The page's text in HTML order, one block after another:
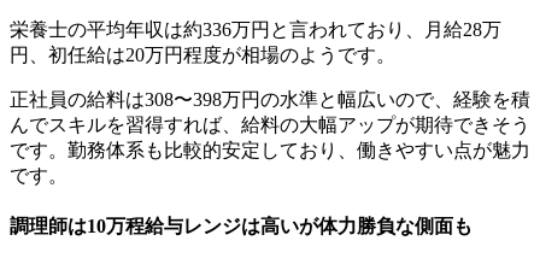
栄養士の平均年収は約336万円 と言われており、月給28万
円、初任給は20万円程度が相場のようです。
正社員の給料は308〜398万円の水準と幅広いので、経験を積
んでスキルを習得すれば、給料の大幅アップが期待できそう
です。 勤務体系も比較的安定しており、働きやすい点が魅力
です。
調理師は10万程給与レンジは高いが体力勝負な側面も